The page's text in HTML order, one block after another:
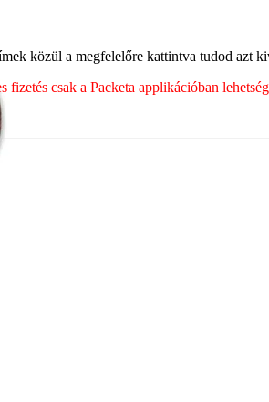
közül a megfelelőre kattintva tudod azt
csak a Packeta applikációban